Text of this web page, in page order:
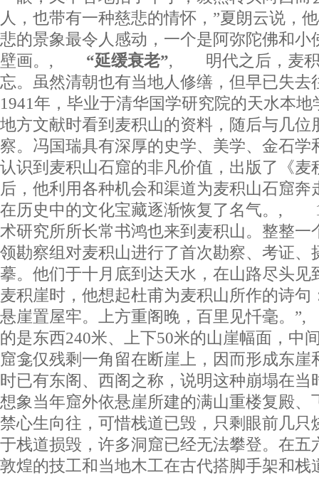
人，也带有一种慈悲的情怀，”夏朗云说，
悲的景象最令人感动，一个是阿弥陀佛和小
壁画。, “延缓衰老”, 明代之后，麦积
忘。虽然清朝也有当地人修缮，但早已失去
1941年，毕业于清华国学研究院的天水本
地方文献时看到麦积山的资料，随后与几位
察。冯国瑞具有深厚的史学、美学、金石学
认识到麦积山石窟的非凡价值，出版了《麦
后，他利用各种机会和渠道为麦积山石窟奔
在历史中的文化宝藏逐渐恢复了名气。,
术研究所所长常书鸿也来到麦积山。整整一
领勘察组对麦积山进行了首次勘察、考证、
摹。他们于十月底到达天水，在山路尽头见
麦积崖时，他想起杜甫为麦积山所作的诗
悬崖置屋牢。上方重阁晚，百里见忏毫。
的是东西240米、上下50米的山崖幅面，中
窟龛仅残剩一角留在断崖上，因而形成东崖
时已有东阁、西阁之称，说明这种崩塌在当
想象当年窟外依悬崖所建的满山重楼复殿、
禁心生向往，可惜栈道已毁，只剩眼前
于栈道损毁，许多洞窟已经无法攀登。在五
敦煌的技工和当地木工在古代搭脚手架和栈